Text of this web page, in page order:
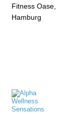
Fitness Oase,
Hamburg